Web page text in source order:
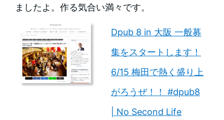
ましたよ。作る気合い満々です。
Dpub 8 in 大阪 一般募
集をスタートします！
6/15 梅田で熱く盛り上
がろうぜ！！ #dpub8
| No Second Life